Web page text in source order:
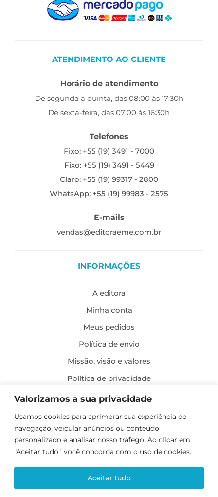
Valorizamos a sua privacidade
Usamos cookies para aprimorar sua experiência de
navegação, veicular anúncios ou conteúdo
personalizado e analisar nosso tráfego. Ao clicar em
"Aceitar tudo", você concorda com o uso de cookies.
Aceitar tudo
ATENDIMENTO AO CLIENTE
Horário de atendimento
De segunda a quinta, das 08:00 às 17:30h
De sexta-feira, das 07:00 às 16:30h
Telefones
Fixo: +55 (19) 3491 - 7000
Fixo: +55 (19) 3491 - 5449
Claro: +55 (19) 99317 - 2800
WhatsApp: +55 (19) 99983 - 2575
E-mails
vendas@editoraeme.com.br
INFORMAÇÕES
A editora
Minha conta
Meus pedidos
Política de envio
Missão, visão e valores
Política de privacidade
Formas de pagamento
Política de troca e devolução
Desenvolvimento: